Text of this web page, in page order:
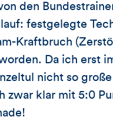
den
festgelegte
Kraftbruch
Da ich erst
nicht so
zwar klar mit 5:0